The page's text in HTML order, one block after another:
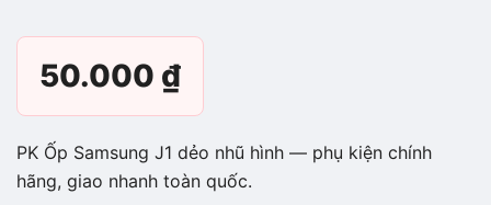
50.000 ₫
PK Ốp Samsung J1 dẻo nhũ hình — phụ kiện chính
hãng, giao nhanh toàn quốc.